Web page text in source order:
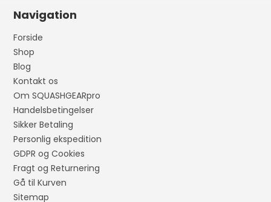
Navigation
Forside
Shop
Blog
Kontakt os
Om SQUASHGEARpro
Handelsbetingelser
Sikker Betaling
Personlig ekspedition
GDPR og Cookies
Fragt og Returnering
Gå til Kurven
Sitemap